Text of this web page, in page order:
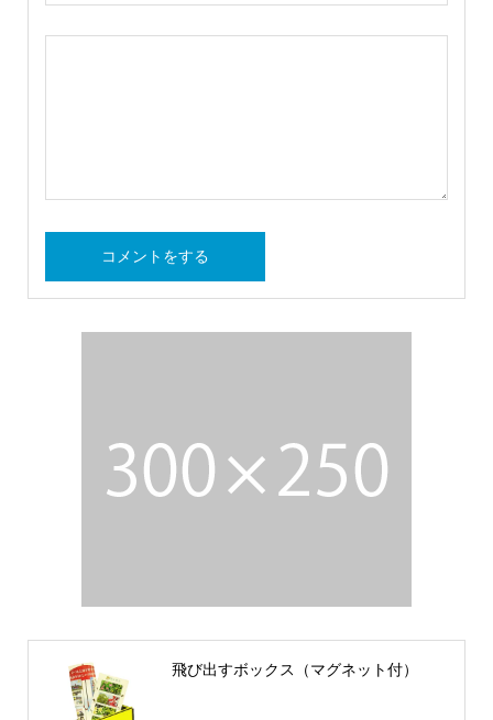
飛び出すボックス（マグネット付）